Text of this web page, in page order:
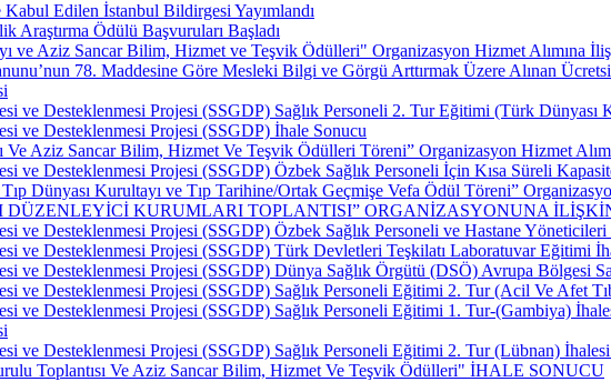
Edilen İstanbul Bildirgesi Yayımlandı
Araştırma Ödülü Başvuruları Başladı
ve Aziz Sancar Bilim, Hizmet ve Teşvik Ödülleri" Organizasyon Hizmet Alımına
78. Maddesine Göre Mesleki Bilgi ve Görgü Arttırmak Üzere Alınan
ve Desteklenmesi Projesi (SSGDP) Sağlık Personeli 2. Tur Eğitimi (Türk
ve Desteklenmesi Projesi (SSGDP) İhale Sonucu
Ve Aziz Sancar Bilim, Hizmet Ve Teşvik Ödülleri Töreni” Organizasyon Hizmet
ve Desteklenmesi Projesi (SSGDP) Özbek Sağlık Personeli İçin Kısa Süreli
Dünyası Kurultayı ve Tıp Tarihine/Ortak Geçmişe Vefa Ödül Töreni”
DÜZENLEYİCİ KURUMLARI TOPLANTISI” ORGANİZASYONUNA
ve Desteklenmesi Projesi (SSGDP) Özbek Sağlık Personeli ve Hastane
ve Desteklenmesi Projesi (SSGDP) Türk Devletleri Teşkilatı Laboratuvar Eğitimi
ve Desteklenmesi Projesi (SSGDP) Dünya Sağlık Örgütü (DSÖ) Avrupa Bölgesi
ve Desteklenmesi Projesi (SSGDP) Sağlık Personeli Eğitimi 2. Tur (Acil Ve Afet
ve Desteklenmesi Projesi (SSGDP) Sağlık Personeli Eğitimi 1. Tur-(Gambiya)
ve Desteklenmesi Projesi (SSGDP) Sağlık Personeli Eğitimi 2. Tur (Lübnan)
Toplantısı Ve Aziz Sancar Bilim, Hizmet Ve Teşvik Ödülleri" İHALE SONUCU